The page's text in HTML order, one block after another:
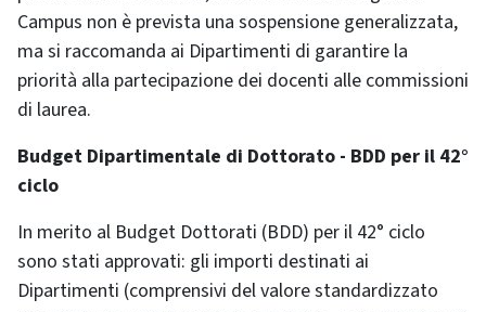
Campus non è prevista una sospensione generalizzata,
ma si raccomanda ai Dipartimenti di garantire la
priorità alla partecipazione dei docenti alle commissioni
di laurea.
Budget Dipartimentale di Dottorato - BDD per il 42°
ciclo
In merito al Budget Dottorati (BDD) per il 42° ciclo
sono stati approvati: gli importi destinati ai
Dipartimenti (comprensivi del valore standardizzato